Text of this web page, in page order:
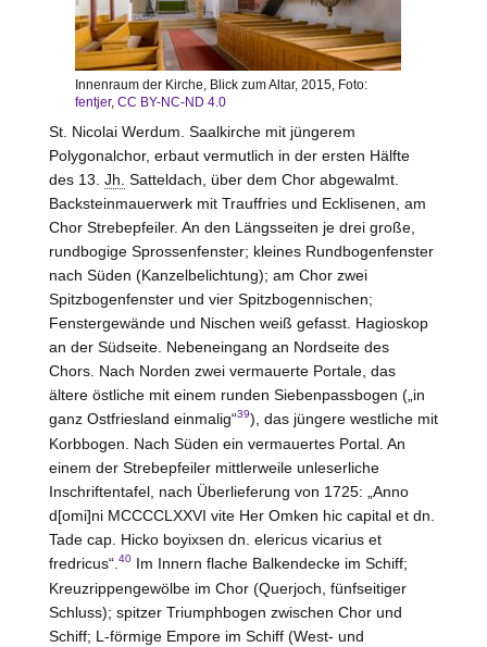
Innenraum der Kirche, Blick zum Altar, 2015, Foto:
fentjer, CC BY-NC-ND 4.0
St. Nicolai Werdum. Saalkirche mit jüngerem
Polygonalchor, erbaut vermutlich in der ersten Hälfte
des 13. Jh. Satteldach, über dem Chor abgewalmt.
Backsteinmauerwerk mit Trauffries und Ecklisenen, am
Chor Strebepfeiler. An den Längsseiten je drei große,
rundbogige Sprossenfenster; kleines Rundbogenfenster
nach Süden (Kanzelbelichtung); am Chor zwei
Spitzbogenfenster und vier Spitzbogennischen;
Fenstergewände und Nischen weiß gefasst. Hagioskop
an der Südseite. Nebeneingang an Nordseite des
Chors. Nach Norden zwei vermauerte Portale, das
ältere östliche mit einem runden Siebenpassbogen („in
ganz Ostfriesland einmalig“39), das jüngere westliche mit
Korbbogen. Nach Süden ein vermauertes Portal. An
einem der Strebepfeiler mittlerweile unleserliche
Inschriftentafel, nach Überlieferung von 1725: „Anno
d[omi]ni MCCCCLXXVI vite Her Omken hic capital et dn.
Tade cap. Hicko boyixsen dn. elericus vicarius et
fredricus“. 40Im Innern flache Balkendecke im Schiff;
Kreuzrippengewölbe im Chor (Querjoch, fünfseitiger
Schluss); spitzer Triumphbogen zwischen Chor und
Schiff; L-förmige Empore im Schiff (West- und